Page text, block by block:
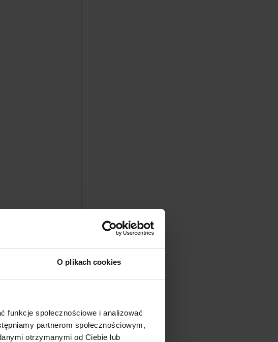
O plikach cookies
funkcje społecznościowe i analizować
partnerom społecznościowym,
otrzymanymi od Ciebie lub